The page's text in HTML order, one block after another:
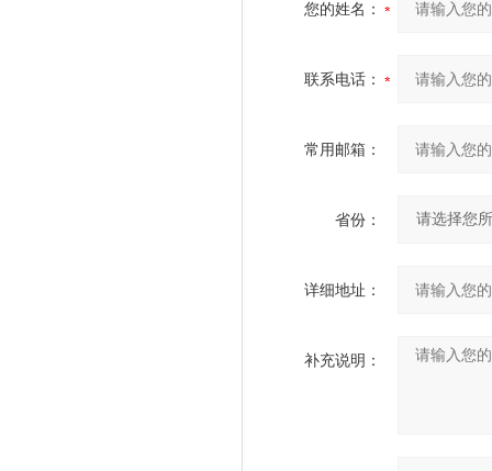
您的姓名：
联系电话：
常用邮箱：
省份：
详细地址：
补充说明：